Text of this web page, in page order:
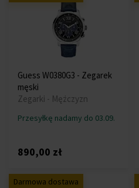
Guess W0380G3 - Zegarek
męski
Zegarki - Mężczyzn
Przesyłkę nadamy do 03.09.
890,00 zł
Darmowa dostawa